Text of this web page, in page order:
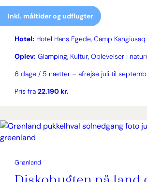
Inkl. måltider og udflugter
Hotel: Hotel Hans Egede, Camp Kangiusaq
Oplev: Glamping, Kultur, Oplevelser i
6 dage / 5 nætter – afrejse juli til
Pris fra 22.190 kr.
Grønland
Diskobugten på land